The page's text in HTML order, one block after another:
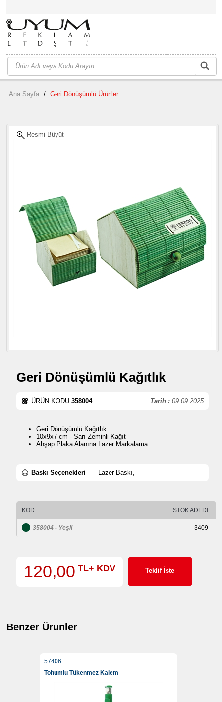
Ana Sayfa / Geri Dönüşümlü Ürünler
Resmi Büyüt
Geri Dönüşümlü Kağıtlık
Tarih : 09.09.2025
ÜRÜN KODU 358004
Geri Dönüşümlü Kağıtlık
10x9x7 cm - Sarı Zeminli Kağıt
Ahşap Plaka Alanına Lazer Markalama
Baskı Seçenekleri Lazer Baskı,
KOD STOK ADEDİ
358004 - Yeşil 3409
120,00 TL+ KDV Teklif İste
Benzer Ürünler
57406
Tohumlu Tükenmez Kalem